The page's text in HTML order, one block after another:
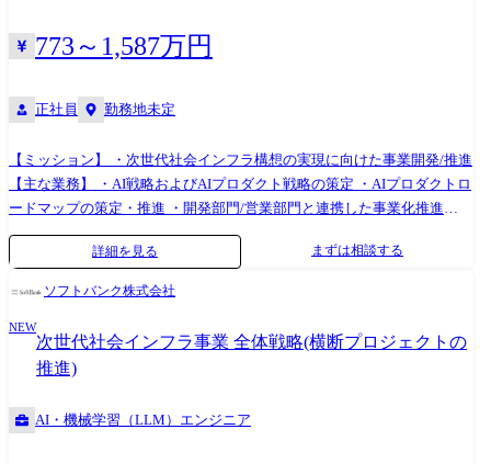
バーを募集します。 ●現状の課題/今後取り組みたいこと freeeでは現在、
Gemini や NotebookLM、自社のLLM基盤、各種コーディングエージェン
区」として、希望者が最新AIツールを業務で試せる環境を提供してお
課題によりAI活用の「天井」が存在します 1.コンテキストの分断 : 社内
データ（議事録、ドキュメント、顧客データ）が各SaaSに分散し、AIに
十分なコンテキストを提供できていません。現場のドメイン知識や業務
プロセスが暗黙知のまま残り、AI Agentやワークフローに組み込める構
造化された形で言語化できていない領域が多く存在します。 2.AIツール
力を十分に発揮させるにはエンジニアのサポートが必要な状況です。 3.
ガバナンスとスピードの両立 : 法令やセキュリティ、ガバナンスを守り
つつ、最新のAIモデルやツールを即座に現場へ届けるシステム・運用体
づくり」です。社内に分散したデータや知識をAIに届ける基盤を構築
773～1,587万円
正社員 勤務地未定
【ミッション】 ・次世代社会インフラ構想の実現に向けた事業開発/推進
【主な業務】 ・AI戦略およびAIプロダクト戦略の策定 ・AIプロダクトロ
ードマップの策定・推進 ・開発部門/営業部門と連携した事業化推進
【具体的な業務】以下の業務を主導する立場で担当いただきます。 ・次
世代社会インフラに関するAI戦略・AIプロダクト戦略の策定 ・AIサービ
ス/AIプロダクトの企画およびロードマップ策定 ・開発部門との要件整
クホルダーとの調整・合意形成
詳細を見る まずは相談する
ソフトバンク株式会社
NEW
次世代社会インフラ事業 全体戦略(横断プロジェクトの
推進)
AI・機械学習（LLM）エンジニア